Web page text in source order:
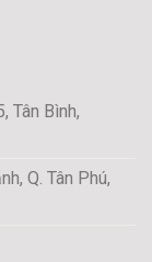
Tân Bình,
Q. Tân Phú,